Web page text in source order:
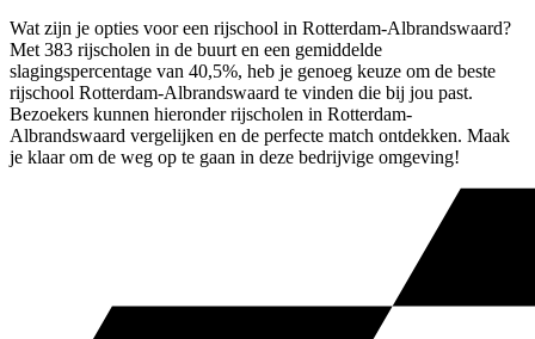
Wat zijn je opties voor een rijschool in Rotterdam-Albrandswaard?
Met 383 rijscholen in de buurt en een gemiddelde
slagingspercentage van 40,5%, heb je genoeg keuze om de beste
rijschool Rotterdam-Albrandswaard te vinden die bij jou past.
Bezoekers kunnen hieronder rijscholen in Rotterdam-
Albrandswaard vergelijken en de perfecte match ontdekken. Maak
je klaar om de weg op te gaan in deze bedrijvige omgeving!